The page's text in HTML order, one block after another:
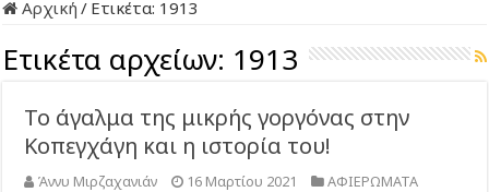
Αρχική / Ετικέτα: 1913
Ετικέτα αρχείων: 1913
Το άγαλμα της μικρής γοργόνας στην
Κοπεγχάγη και η ιστορία του!
Άννυ Μιρζαχανιάν 16 Μαρτίου 2021 ΑΦΙΕΡΩΜΑΤΑ